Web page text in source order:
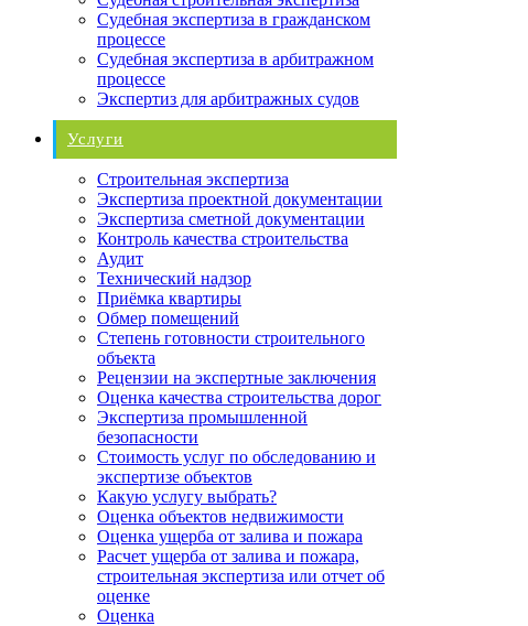
Судебная экспертиза в гражданском
процессе
Судебная экспертиза в арбитражном
процессе
Экспертиз для арбитражных судов
Услуги
Строительная экспертиза
Экспертиза проектной документации
Экспертиза сметной документации
Контроль качества строительства
Аудит
Технический надзор
Приёмка квартиры
Обмер помещений
Степень готовности строительного
объекта
Рецензии на экспертные заключения
Оценка качества строительства дорог
Экспертиза промышленной
безопасности
Стоимость услуг по обследованию и
экспертизе объектов
Какую услугу выбрать?
Оценка объектов недвижимости
Оценка ущерба от залива и пожара
Расчет ущерба от залива и пожара,
строительная экспертиза или отчет об
оценке
Оценка